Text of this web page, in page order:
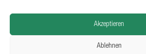
Akzeptieren
Ablehnen
5102 Anthering bei Salzburg
166/2
66/34